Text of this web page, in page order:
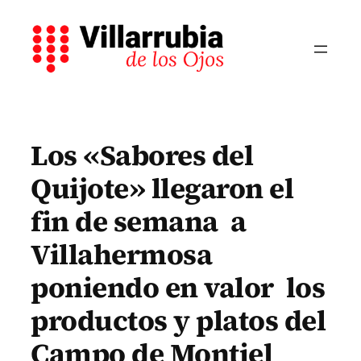
contenido
Los «Sabores del
Quijote» llegaron el
fin de semana a
Villahermosa
poniendo en valor los
productos y platos del